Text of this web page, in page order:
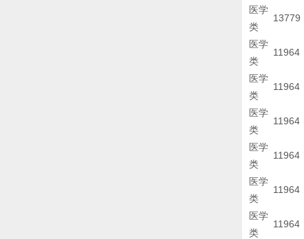
医学
类
13779
医学
类
11964
医学
类
11964
医学
类
11964
医学
类
11964
医学
类
11964
医学
类
11964